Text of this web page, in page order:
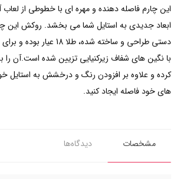
این چارم فاصله دهنده و مهره ای با خطوطی از
ابعاد جدیدی به استایل شما می بخشد. روکش این
دستی طراحی و ساخته شده،
با نگین های شفاف زیرکنیایی تزیین شده است.آن را
کرده و علاوه بر افزودن رنگ و درخشش به استایل
های خود فاصله ایجاد کنید.
مشخصات دیدگاه‌ها